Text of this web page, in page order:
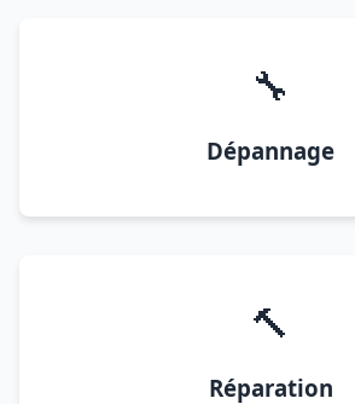
🔧
Dépannage
🔨
Réparation